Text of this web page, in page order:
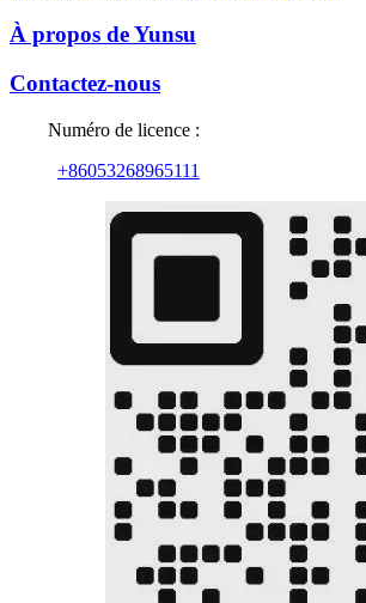
À propos de Yunsu
Contactez-nous
Numéro de licence :
+86053268965111